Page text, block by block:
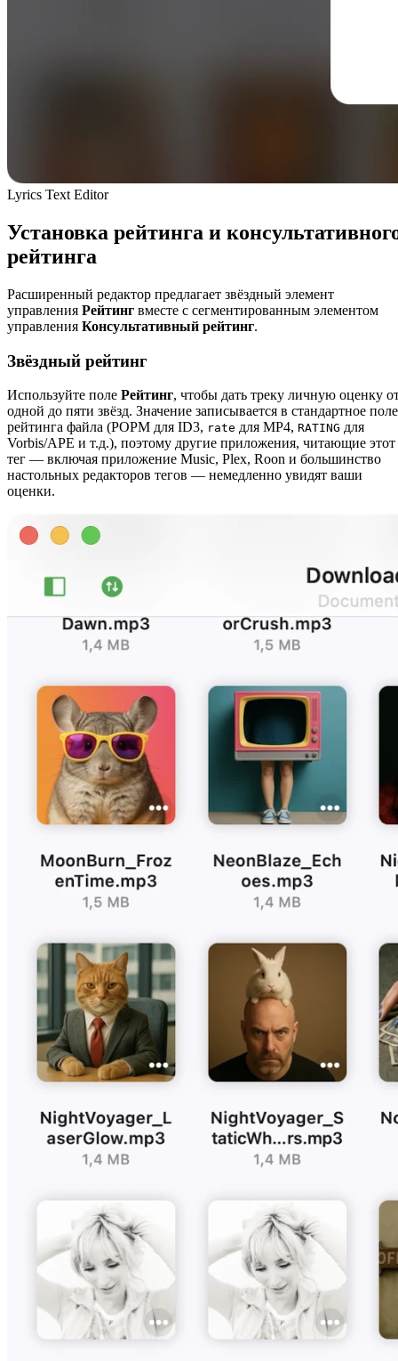
Lyrics Text Editor
Установка рейтинга и
рейтинга
Расширенный редактор предлагает звёздный элемент
управления Рейтинг вместе с сегментированным элементом
управления Консультативный рейтинг.
Звёздный рейтинг
Используйте поле Рейтинг, чтобы дать треку личную оценку
одной до пяти звёзд. Значение записывается в стандартное поле
рейтинга файла (POPM для ID3, rate для MP4, RATING для
Vorbis/APE и т.д.), поэтому другие приложения, читающие этот
тег — включая приложение Music, Plex, Roon и большинство
настольных редакторов тегов — немедленно увидят ваши
оценки.